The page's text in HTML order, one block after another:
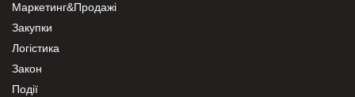
Маркетинг&Продажі
Закупки
Логістика
Закон
Події